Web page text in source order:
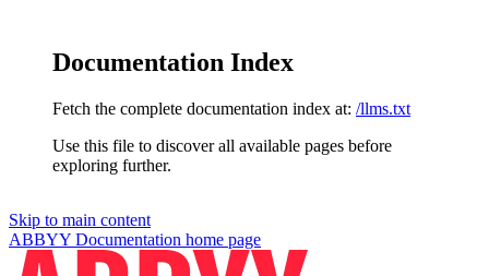
Documentation Index
Fetch the complete documentation index at: /llms.txt
Use this file to discover all available pages before
exploring further.
Skip to main content
ABBYY Documentation home page